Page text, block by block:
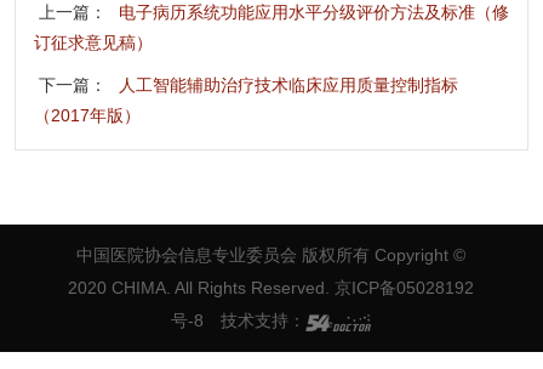
上一篇：
电子病历系统功能应用水平分级评价方法及标准（修
订征求意见稿）
下一篇：
人工智能辅助治疗技术临床应用质量控制指标
（2017年版）
中国医院协会信息专业委员会 版权所有 Copyright ©
2020 CHIMA. All Rights Reserved. 京ICP备05028192
号-8 技术支持：